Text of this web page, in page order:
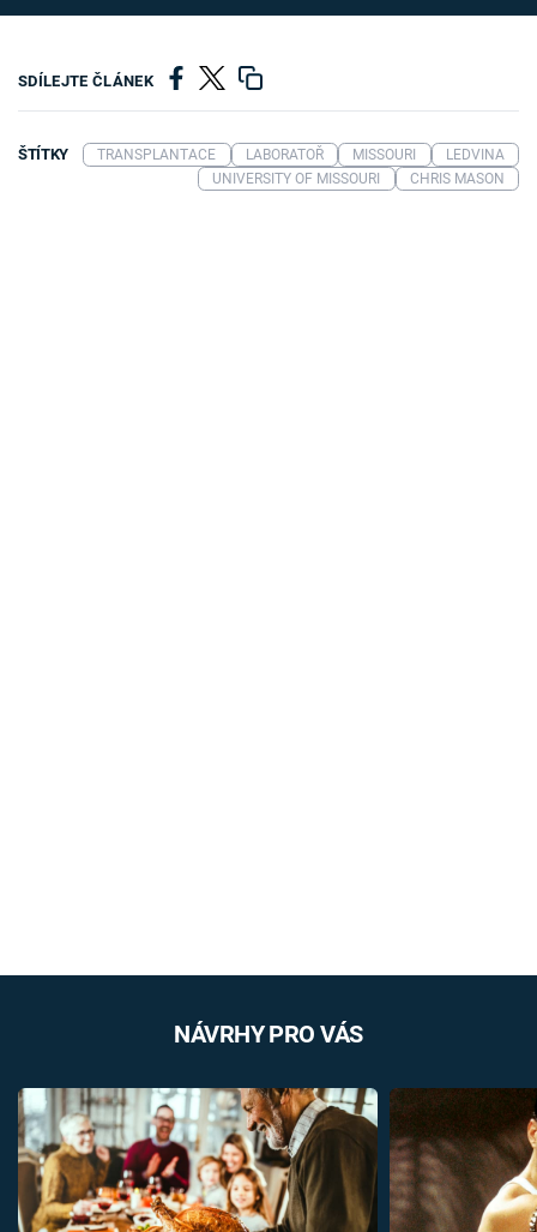
SDÍLEJTE ČLÁNEK
ŠTÍTKY TRANSPLANTACE LABORATOŘ MISSOURI
LEDVINA
UNIVERSITY OF MISSOURI
CHRIS MASON
NÁVRHY PRO VÁS